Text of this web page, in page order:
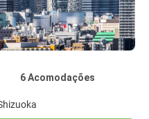
6 Acomodações